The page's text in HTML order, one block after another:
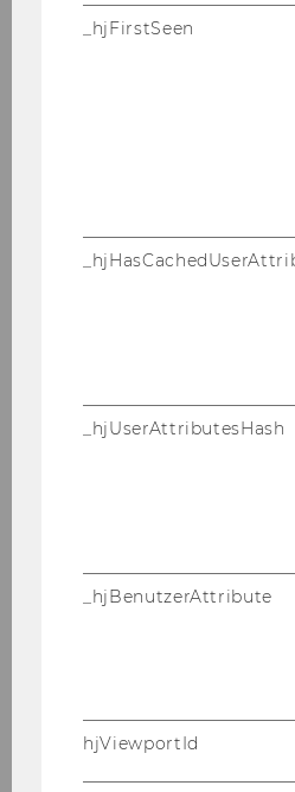
Andreas
12.03.12
GOISER
Relations
Elisabeth
_hjFirstSeen
_hjUserAttributesHash
_hjBenutzerAttribute
hjViewportId